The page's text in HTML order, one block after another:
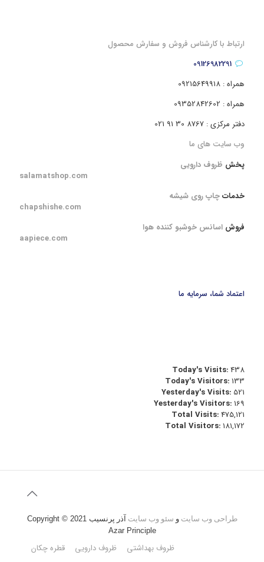
ارتباط با کارشناس فروش و سفارش محصول
09126982291
همراه : 09215649918
همراه : 09352842602
دفتر مرکزی : 8767 30 91 021
وب سایت های ما
پخش ظروف دارویی
salamatshop.com
خدماتچاپ روی شیشه
chapshishe.com
فروش اسانس خوشبو کننده هوا
aapiece.com
اعتماد شما، سرمایه ما
Today's Visits:438
Today's Visitors:133
Yesterday's Visits: 521
Yesterday's Visitors:169
Total Visits:475,121
Total Visitors:181,172
طراحی وب سایت و سئو وب سایت آذر پرنسیب Copyright © 2021
Azar Principle
ظروف بهداشتی ظروف دارویی قطره چکان